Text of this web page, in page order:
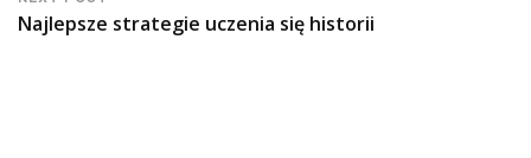
Najlepsze strategie uczenia się historii